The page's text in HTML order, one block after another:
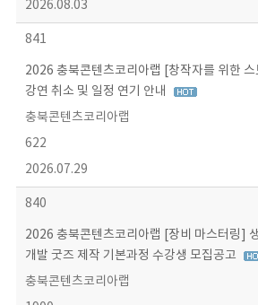
2026.08.03
841
2026 충북콘텐츠코리아랩 [창작자를 위한
강연 취소 및 일정 연기 안내
충북콘텐츠코리아랩
622
2026.07.29
840
2026 충북콘텐츠코리아랩 [장비 마스터링]
개발 굿즈 제작 기본과정 수강생 모집공고
충북콘텐츠코리아랩